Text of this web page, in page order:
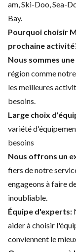
am, Ski-Doo, Sea-
Bay.
Pourquoi choisir
prochaine
Nous sommes
région comme
les meilleures
besoins.
Large choix
variété
besoins
Nous offrons un
fiers de notre
engageons à faire
inoubliable.
Équipe d'experts:
aider à choisir
conviennent le